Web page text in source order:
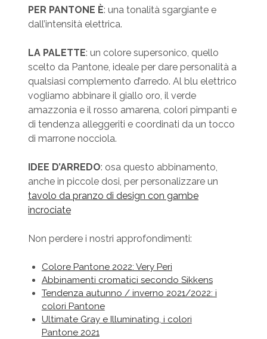
PER PANTONE È: una tonalità sgargiante e
dall’intensità elettrica.
LA PALETTE: un colore supersonico, quello
scelto da Pantone, ideale per dare personalità a
qualsiasi complemento d’arredo. Al blu elettrico
vogliamo abbinare il giallo oro, il verde
amazzonia e il rosso amarena, colori pimpanti e
di tendenza alleggeriti e coordinati da un tocco
di marrone nocciola.
IDEE D’ARREDO: osa questo abbinamento,
anche in piccole dosi, per personalizzare un
tavolo da pranzo di design con gambe
incrociate
Non perdere i nostri approfondimenti:
Colore Pantone 2022: Very Peri
Abbinamenti cromatici secondo Sikkens
Tendenza autunno / inverno 2021/2022: i
colori Pantone
Ultimate Gray e Illuminating, i colori
Pantone 2021